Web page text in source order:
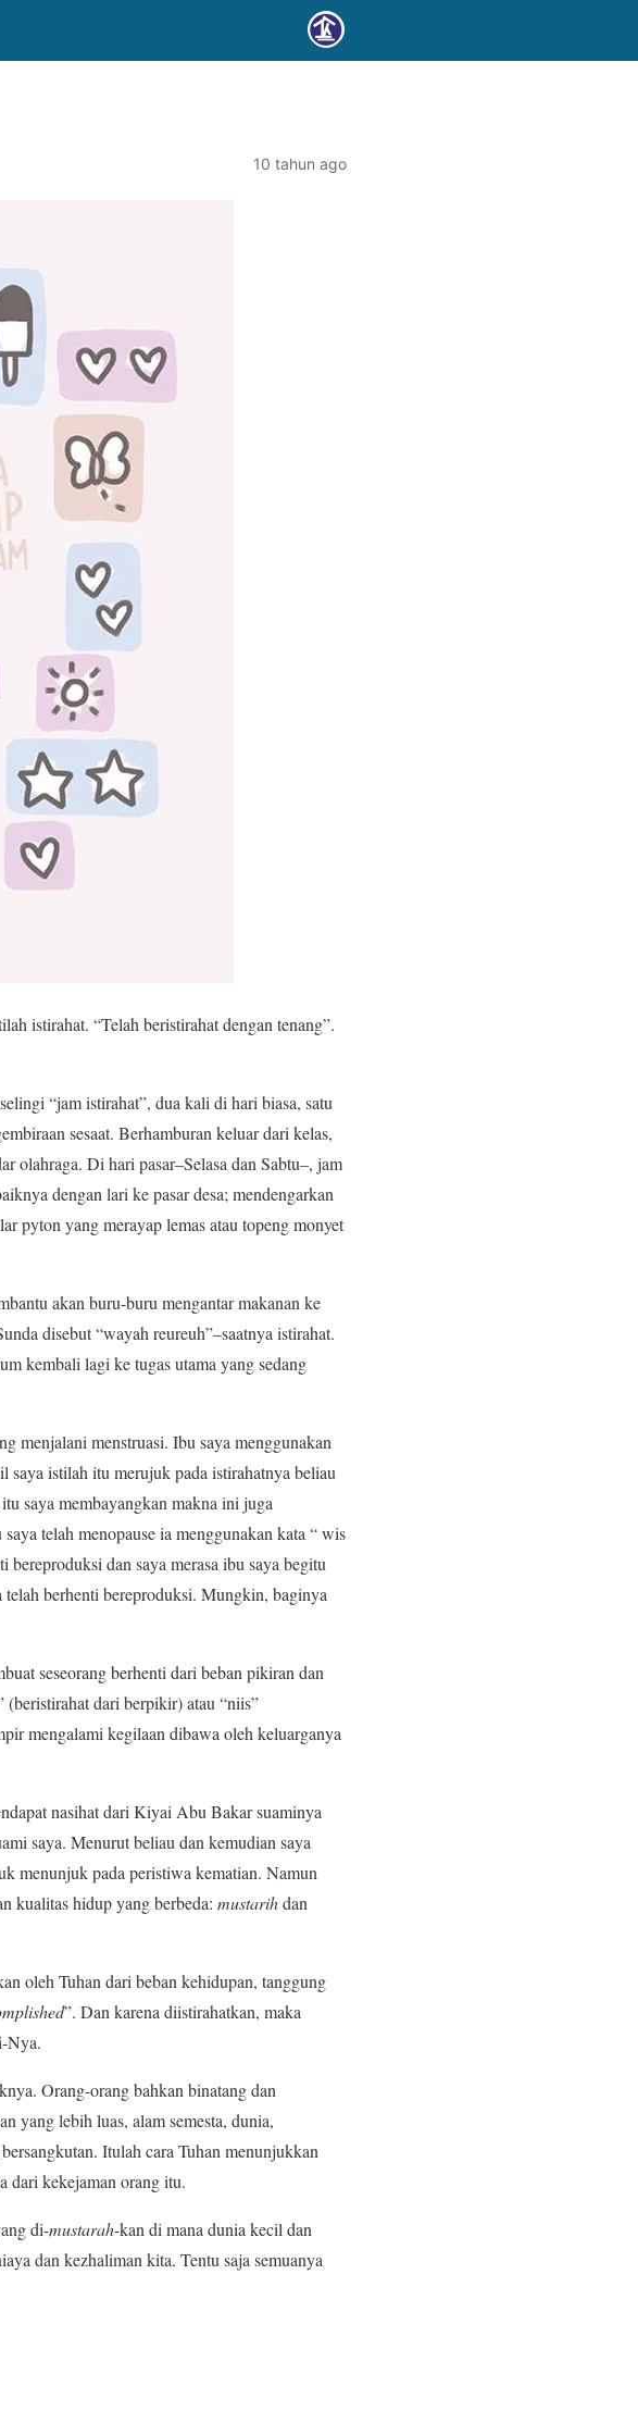
10 tahun ago
istirahat. “Telah beristirahat dengan tenang”.
“jam istirahat”, dua kali di hari biasa, satu
sesaat. Berhamburan keluar dari kelas,
olahraga. Di hari pasar–Selasa dan Sabtu–, jam
dengan lari ke pasar desa; mendengarkan
pyton yang merayap lemas atau topeng monyet
akan buru-buru mengantar makanan ke
disebut “wayah reureuh”–saatnya istirahat.
kembali lagi ke tugas utama yang sedang
menjalani menstruasi. Ibu saya menggunakan
saya istilah itu merujuk pada istirahatnya beliau
saya membayangkan makna ini juga
telah menopause ia menggunakan kata “ wis
bereproduksi dan saya merasa ibu saya begitu
berhenti bereproduksi. Mungkin, baginya
seseorang berhenti dari beban pikiran dan
(beristirahat dari berpikir) atau “niis”
mengalami kegilaan dibawa oleh keluarganya
nasihat dari Kiyai Abu Bakar suaminya
saya. Menurut beliau dan kemudian saya
menunjuk pada peristiwa kematian. Namun
kualitas hidup yang berbeda: mustarihdan
oleh Tuhan dari beban kehidupan, tanggung
”. Dan karena diistirahatkan, maka
Nya.
Orang-orang bahkan binatang dan
yang lebih luas, alam semesta, dunia,
Itulah cara Tuhan menunjukkan
dari kekejaman orang itu.
di-mustarah-kan di mana dunia kecil dan
dan kezhaliman kita. Tentu saja semuanya